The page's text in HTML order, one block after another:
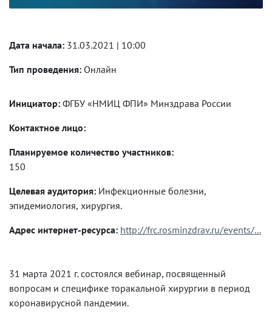
Дата начала:
31.03.2021 | 10:00
Тип проведения: Онлайн
Инициатор: ФГБУ «НМИЦ ФПИ» Минздрава России
Контактное лицо:
Планируемое количество участников:
150
Целевая аудитория:
эпидемиология, хирургия.
Адрес интернет-ресурса: http://frc.rosminzdrav.ru/events/...
31 марта 2021 г. состоялся вебинар, посвященный
вопросам и специфике торакальной хирургии в период
коронавирусной пандемии.